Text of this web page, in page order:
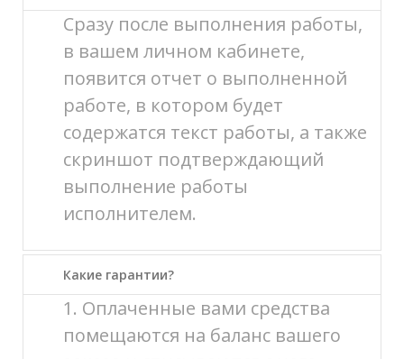
Сразу после выполнения работы,
в вашем личном кабинете,
появится отчет о выполненной
работе, в котором будет
содержатся текст работы, а также
скриншот подтверждающий
выполнение работы
исполнителем.
Какие гарантии?
1. Оплаченные вами средства
помещаются на баланс вашего